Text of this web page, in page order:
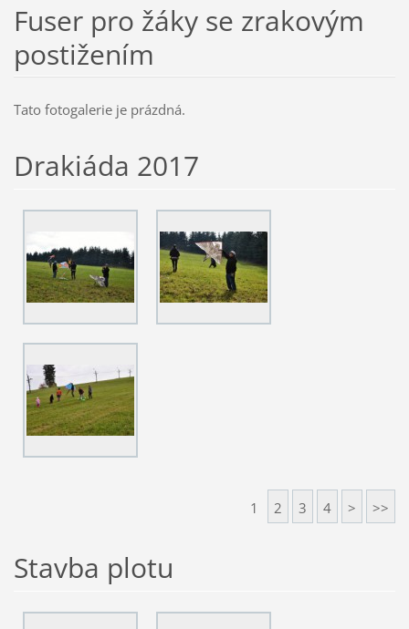
Fuser pro žáky se zrakovým
postižením
Tato fotogalerie je prázdná.
Drakiáda 2017
1 2 3 4 > >>
Stavba plotu